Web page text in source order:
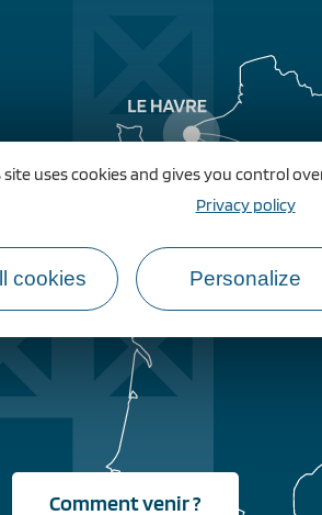
site uses cookies and gives you control
Privacy policy
cookies Personalize
Comment venir ?